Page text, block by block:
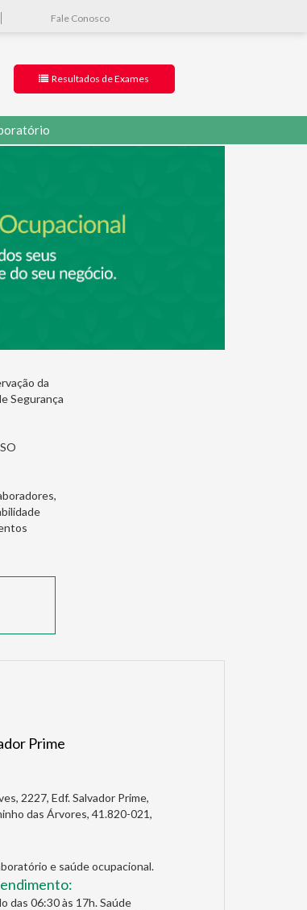
Fale Conosco
Resultados de Exames
da
Segurança
Prime
2227, Edf. Salvador Prime,
das Árvores, 41.820-021,
e saúde ocupacional.
das 06:30 às 17h. Saúde